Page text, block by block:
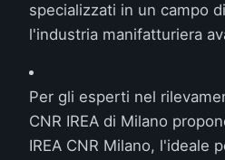
specializzati in un campo
l'industria manifatturiera
Per gli esperti nel
CNR IREA di Milano
IREA CNR Milano, l'ideale